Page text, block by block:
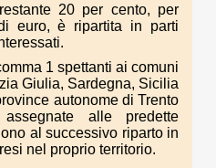
20 per cento, per
euro, è ripartita in parti
1 spettanti ai comuni
Giulia, Sardegna, Sicilia
autonome di Trento
alle predette
al successivo riparto in
nel proprio territorio.